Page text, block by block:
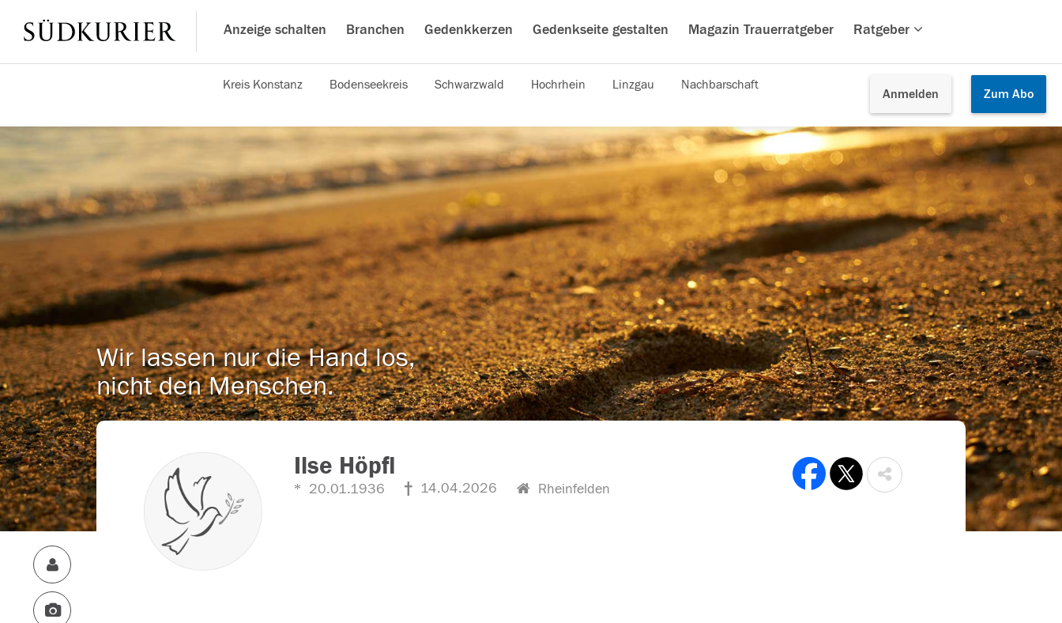
Anzeige schalten Branchen Gedenkkerzen Gedenkseite gestalten Magazin Trauerratgeber Ratgeber
Anmelden Zum Abo
Kreis Konstanz Bodenseekreis Schwarzwald Hochrhein Linzgau Nachbarschaft
Wir lassen nur die Hand los,
nicht den Menschen.
Ilse Höpfl
20.01.1936 14.04.2026 Rheinfelden